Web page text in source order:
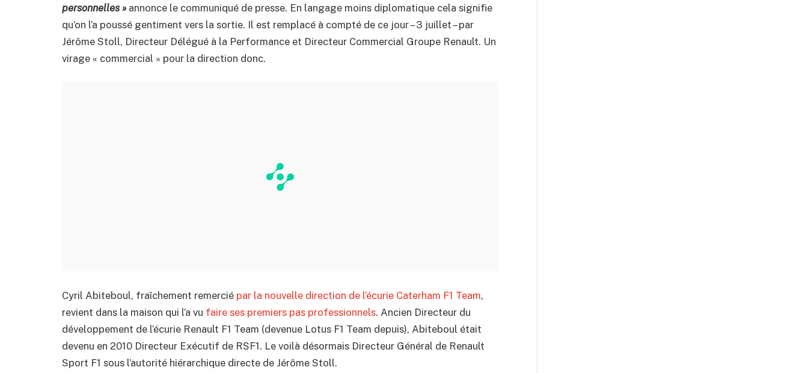
personnelles » annonce le communiqué de presse. En langage moins diplomatique cela signifie
qu’on l’a poussé gentiment vers la sortie. Il est remplacé à compté de ce jour – 3 juillet – par
Jérôme Stoll, Directeur Délégué à la Performance et Directeur Commercial Groupe Renault. Un
virage « commercial » pour la direction donc.
Cyril Abiteboul, fraîchement remercié par la nouvelle direction de l’écurie Caterham F1 Team,
revient dans la maison qui l’a vu faire ses premiers pas professionnels. Ancien Directeur du
développement de l’écurie Renault F1 Team (devenue Lotus F1 Team depuis), Abiteboul était
devenu en 2010 Directeur Exécutif de RSF1. Le voilà désormais Directeur Général de Renault
Sport F1 sous l’autorité hiérarchique directe de Jérôme Stoll.